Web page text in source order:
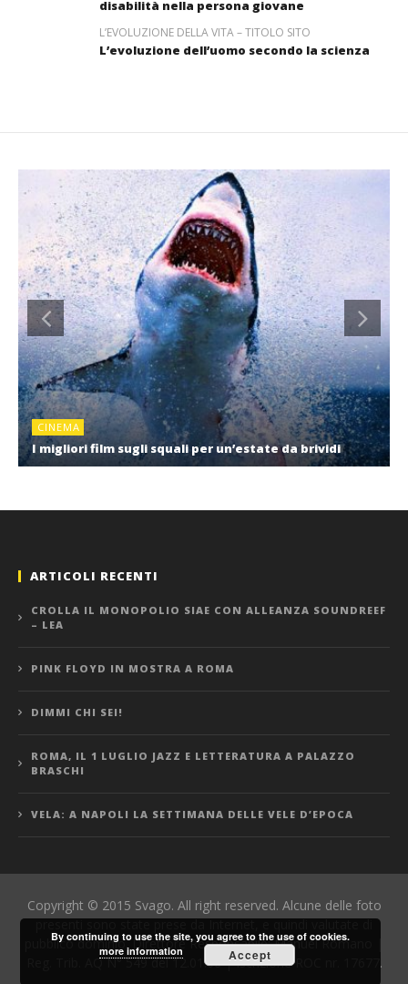
disabilità nella persona giovane
L’EVOLUZIONE DELLA VITA – TITOLO SITO
L’evoluzione dell’uomo secondo la scienza
CINEMA
I migliori film sugli squali per un’estate da brividi
ARTICOLI RECENTI
CROLLA IL MONOPOLIO SIAE CON ALLEANZA SOUNDREEF
– LEA
PINK FLOYD IN MOSTRA A ROMA
DIMMI CHI SEI!
ROMA, IL 1 LUGLIO JAZZ E LETTERATURA A PALAZZO
BRASCHI
VELA: A NAPOLI LA SETTIMANA DELLE VELE D’EPOCA
Copyright © 2015 Svago. All right reserved. Alcune delle foto
pubblico dominio. Direttore Responsabile: Manuel Romano |
Reg. Trib. AQ N° 549 del 12.01.06 | Iscrizione ROC nr. 17677.
By continuing to use the site, you agree to the use of cookies.
more information
Accept